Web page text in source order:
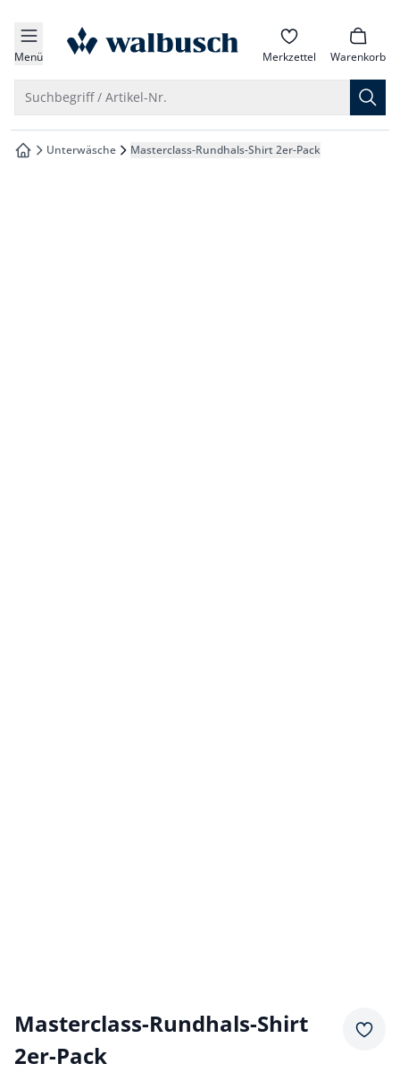
springen
springen
springen
springen
Menü zur Startseite Merkzettel Warenkorb
Suchbegriff / Artikel-Nr.
zur Startseite
Unterwäsche Masterclass-Rundhals-Shirt 2er-Pack
Masterclass-Rundhals-Shirt
2er-Pack